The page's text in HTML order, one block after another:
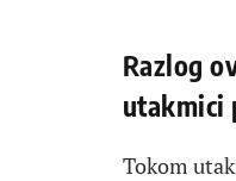
Razlog
utakmici
Tokom